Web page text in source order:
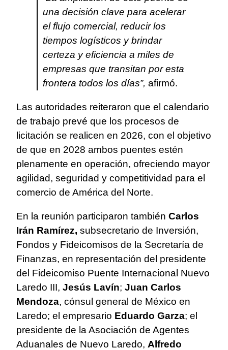
una decisión clave para acelerar
el flujo comercial, reducir los
tiempos logísticos y brindar
certeza y eficiencia a miles de
empresas que transitan por esta
frontera todos los días”, afirmó.
Las autoridades reiteraron que el calendario
de trabajo prevé que los procesos de
licitación se realicen en 2026, con el objetivo
de que en 2028 ambos puentes estén
plenamente en operación, ofreciendo mayor
agilidad, seguridad y competitividad para el
comercio de América del Norte.
En la reunión participaron también Carlos
Irán Ramírez, subsecretario de Inversión,
Fondos y Fideicomisos de la Secretaría de
Finanzas, en representación del presidente
del Fideicomiso Puente Internacional Nuevo
Laredo III, Jesús Lavín; Juan Carlos
Mendoza, cónsul general de México en
Laredo; el empresario Eduardo Garza; el
presidente de la Asociación de Agentes
Aduanales de Nuevo Laredo, Alfredo